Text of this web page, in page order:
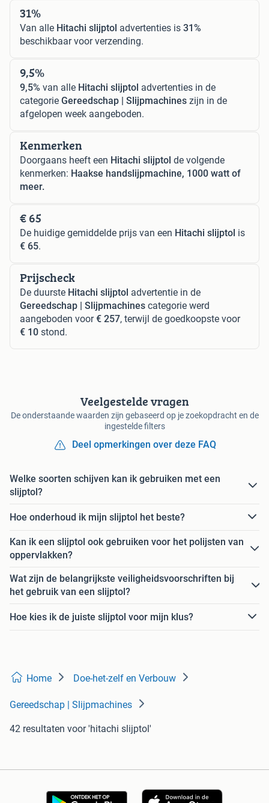
31%
Van alle Hitachi slijptol advertenties is 31%
beschikbaar voor verzending.
9,5%
9,5% van alle Hitachi slijptol advertenties in de
categorie Gereedschap | Slijpmachines zijn in de
afgelopen week aangeboden.
Kenmerken
Doorgaans heeft een Hitachi slijptol de volgende
kenmerken: Haakse handslijpmachine, 1000 watt of
meer.
€ 65
De huidige gemiddelde prijs van een Hitachi slijptol is
€ 65.
Prijscheck
De duurste Hitachi slijptol advertentie in de
Gereedschap | Slijpmachines categorie werd
aangeboden voor€ 257, terwijl de goedkoopste voor
€ 10 stond.
Veelgestelde vragen
De onderstaande waarden zijn gebaseerd op je zoekopdracht en de
ingestelde filters
Deel opmerkingen over deze FAQ
Welke soorten schijven kan ik gebruiken met een
slijptol?
Hoe onderhoud ik mijn slijptol het beste?
Kan ik een slijptol ook gebruiken voor het polijsten van
oppervlakken?
Wat zijn de belangrijkste veiligheidsvoorschriften bij
het gebruik van een slijptol?
Hoe kies ik de juiste slijptol voor mijn klus?
Home Doe-het-zelf en Verbouw
Gereedschap | Slijpmachines
42 resultaten voor 'hitachi slijptol'